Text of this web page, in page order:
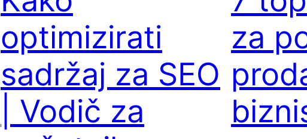
optimizirati
sadržaj za SEO
| Vodič za
za